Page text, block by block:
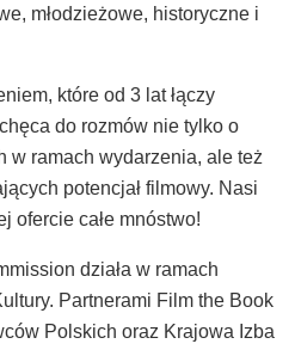
młodzieżowe, historyczne i
które od 3 lat łączy
do rozmów nie tylko o
w ramach wydarzenia, ale też
potencjał filmowy. Nasi
ofercie całe mnóstwo!
działa w ramach
Partnerami Film the Book
Polskich oraz Krajowa Izba